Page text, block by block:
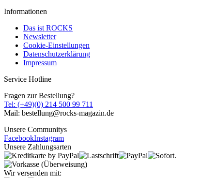
Informationen
Das ist ROCKS
Newsletter
Cookie-Einstellungen
Datenschutzerklärung
Impressum
Service Hotline
Fragen zur Bestellung?
Tel: (+49)(0) 214 500 99 711
Mail: bestellung@rocks-magazin.de
Unsere Communitys
FacebookInstagram
Unsere Zahlungsarten
Wir versenden mit: